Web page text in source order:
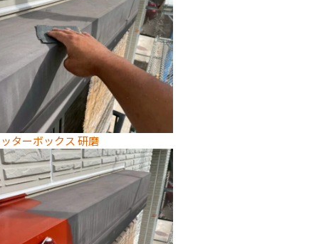
ターボックス 研磨